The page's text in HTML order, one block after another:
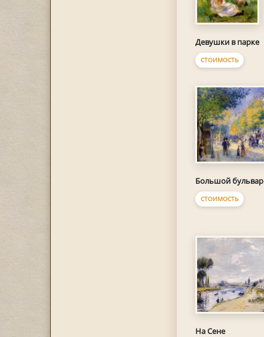
Девушки в парке
СТОИМОСТЬ
Большой бульвар
СТОИМОСТЬ
На Сене